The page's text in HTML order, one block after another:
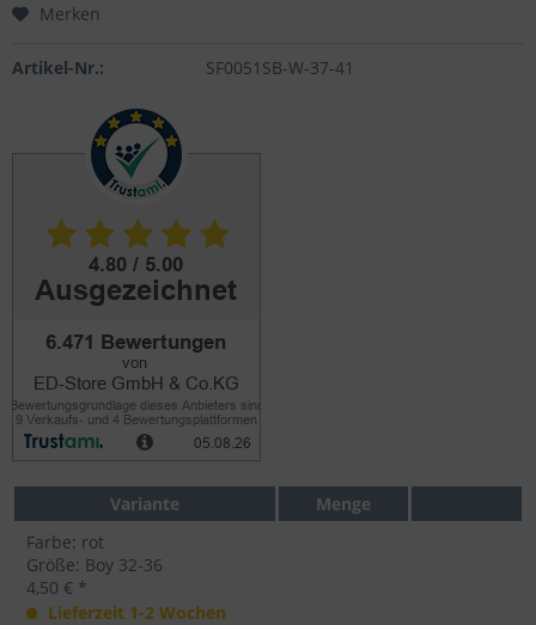
Merken
Artikel-Nr.: SF0051SB-W-37-41
Variante
Menge
Farbe: rot
Größe: Boy 32-36
4,50 € *
Lieferzeit 1-2 Wochen